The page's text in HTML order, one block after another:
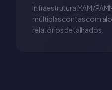
Infraestrutura MAM/
múltiplas contas com
relatórios detalhados.